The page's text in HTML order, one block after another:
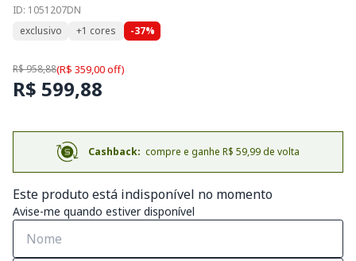
ID: 1051207DN
exclusivo
+1 cores -37%
R$ 958,88(R$ 359,00 off)
R$ 599,88
Cashback: compre e ganhe R$ 59,99 de volta
Este produto está indisponível no momento
Avise-me quando estiver disponível